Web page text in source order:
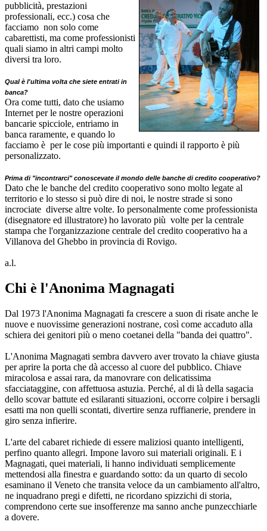
pubblicità, prestazioni
professionali, ecc.) cosa che
facciamo non solo come
cabarettisti, ma come professionisti
quali siamo in altri campi molto
diversi tra loro.
Qual è l'ultima volta che siete entrati in
banca?
Ora come tutti, dato che usiamo
Internet per le nostre operazioni
bancarie spicciole, entriamo in
banca raramente, e quando lo
facciamo è per le cose più importanti e quindi il rapporto è più
personalizzato.
Prima di "incontrarci" conoscevate il mondo delle banche di credito cooperativo?
Dato che le banche del credito cooperativo sono molto legate al
territorio e lo stesso si può dire di noi, le nostre strade si sono
incrociate diverse altre volte. Io personalmente come professionista
(disegnatore ed illustratore) ho lavorato più volte per la centrale
stampa che l'organizzazione centrale del credito cooperativo ha a
Villanova del Ghebbo in provincia di Rovigo.
a.l.
Chi è l'Anonima Magnagati
Dal 1973 l'Anonima Magnagati fa crescere a suon di risate anche le
nuove e nuovissime generazioni nostrane, così come accaduto alla
schiera dei genitori più o meno coetanei della "banda dei quattro".
L'Anonima Magnagati sembra davvero aver trovato la chiave giusta
per aprire la porta che dà accesso al cuore del pubblico. Chiave
miracolosa e assai rara, da manovrare con delicatissima
sfacciataggine, con affettuosa astuzia. Perché, al di là della sagacia
dello scovar battute ed esilaranti situazioni, occorre colpire i bersagli
esatti ma non quelli scontati, divertire senza ruffianerie, prendere in
giro senza infierire.
L'arte del cabaret richiede di essere maliziosi quanto intelligenti,
perfino quanto allegri. Impone lavoro sui materiali originali. E i
Magnagati, quei materiali, li hanno individuati semplicemente
mettendosi alla finestra e guardando sotto: da un quarto di secolo
esaminano il Veneto che transita veloce da un cambiamento all'altro,
ne inquadrano pregi e difetti, ne ricordano spizzichi di storia,
comprendono certe sue insofferenze ma sanno anche punzecchiarle
a dovere.